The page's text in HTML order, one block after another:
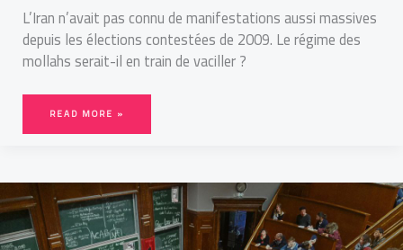
L’Iran n’avait pas connu de manifestations aussi massives
depuis les élections contestées de 2009. Le régime des
mollahs serait-il en train de vaciller ?
READ MORE »
L’AMPHITHÉÂTRE
GINTRAC,
UNE
ZONE
DÉFENDRE
?